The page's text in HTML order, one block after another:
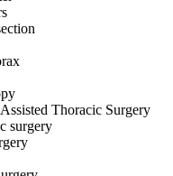
Thoracic Surgery
surgery